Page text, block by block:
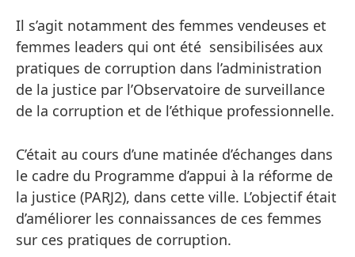
Il s’agit notamment des femmes vendeuses et
femmes leaders qui ont été sensibilisées aux
pratiques de corruption dans l’administration
de la justice par l’Observatoire de surveillance
de la corruption et de l’éthique professionnelle.
C’était au cours d’une matinée d’échanges dans
le cadre du Programme d’appui à la réforme de
la justice (PARJ2), dans cette ville. L’objectif était
d’améliorer les connaissances de ces femmes
sur ces pratiques de corruption.